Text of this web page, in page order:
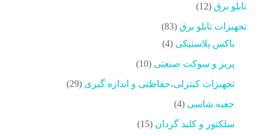
تابلو برق 12
12
تجهیزات تابلو برق 83
83
محصولات
باکس پلاستیکی 4
4
پریز و سوکت صنعتی 10
10
محصولات
تجهیزات کنترلی،حفاظتی و اندازه گیری 29
29
جعبه شاسی 4
4
محصولات
سلکتور و کلید گردان 15
15